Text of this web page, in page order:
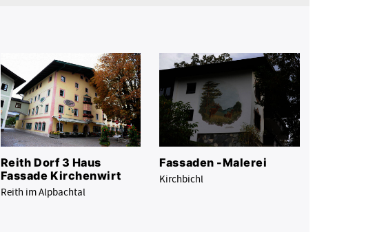
Reith Dorf 3 Haus
Fassade Kirchenwirt
Reith im Alpbachtal
Fassaden -Malerei
Kirchbichl